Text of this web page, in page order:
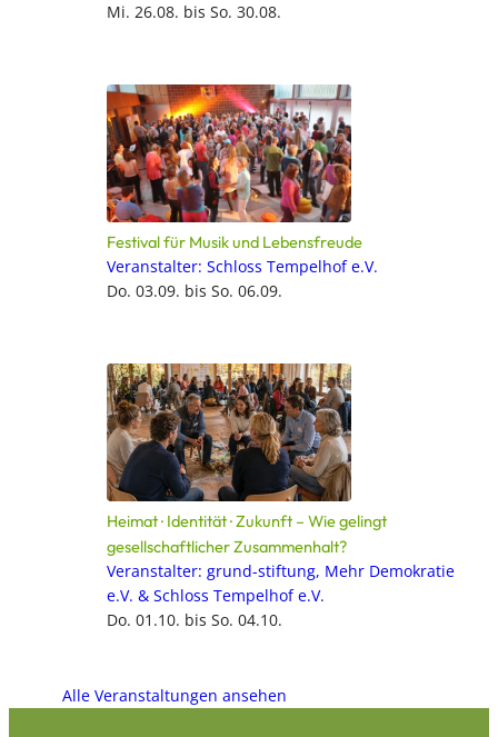
Mi. 26.08. bis So. 30.08.
Festival für Musik und Lebensfreude
Veranstalter: Schloss Tempelhof e.V.
Do. 03.09. bis So. 06.09.
Heimat · Identität · Zukunft – Wie gelingt
gesellschaftlicher Zusammenhalt?
Veranstalter: grund-stiftung, Mehr Demokratie
e.V. & Schloss Tempelhof e.V.
Do. 01.10. bis So. 04.10.
Alle Veranstaltungen ansehen